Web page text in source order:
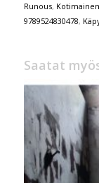
Runous,
9789524830478,
Saatat